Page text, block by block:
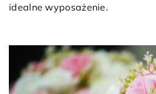
idealne wyposażenie.